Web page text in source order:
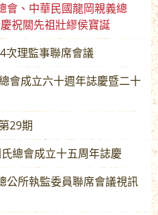
會、中華民國龍岡親義總
祝關先祖壯繆侯寶誕
次理監事聯席會議
會成立六十週年誌慶暨二十
29期
總會成立十五周年誌慶
公所執監委員聯席會議視訊